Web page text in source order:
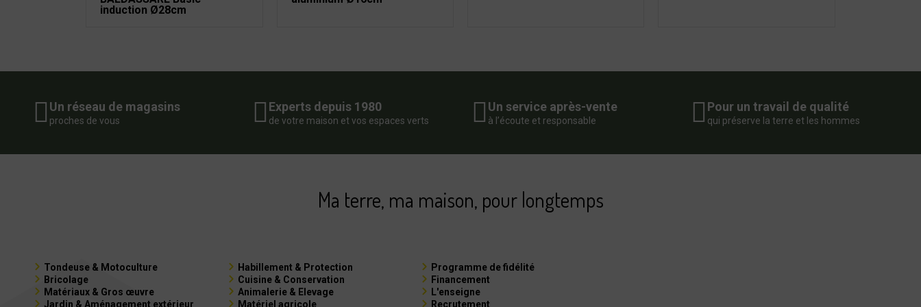
induction Ø28cm
Un réseau de magasins
proches de vous
Experts depuis 1980
de votre maison et vos espaces verts
Un service après-vente
à l’écoute et responsable
Pour un travail de qualité
qui préserve la terre et les hommes
Ma terre, ma maison, pour longtemps
Tondeuse & Motoculture
Bricolage
Matériaux & Gros œuvre
Jardin & Aménagement extérieur
Habillement & Protection
Cuisine & Conservation
Animalerie & Elevage
Matériel agricole
Programme de fidélité
Financement
L'enseigne
Recrutement